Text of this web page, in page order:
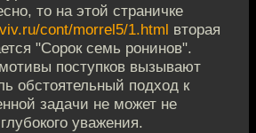
то на этой страничке
cont/morrel5/1.html вторая
"Сорок семь ронинов".
поступков вызывают
обстоятельный подход к
задачи не может не
уважения.